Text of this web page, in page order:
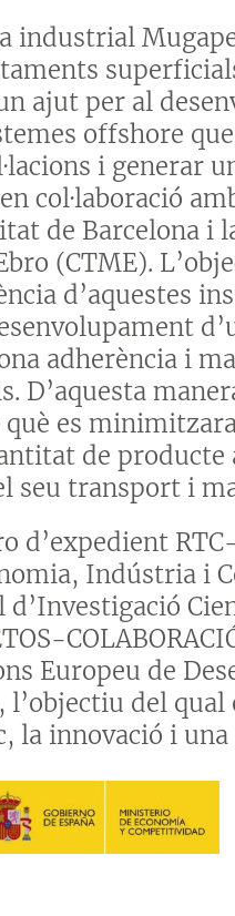
industrial
ajut per al
offshore
i generar
col·laboració
de Barcelona i
(CTME).
d’aquestes
adherència i
D’aquesta
es
de producte
seu transport i
d’expedient
Indústria i
Europeu de
l’objectiu del
la innovació i